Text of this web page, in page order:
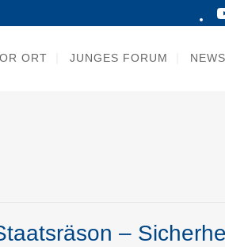
ORT JUNGES FORUM NEWS
–